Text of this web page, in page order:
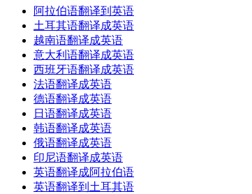
阿拉伯语翻译到英语
土耳其语翻译成英语
越南语翻译成英语
意大利语翻译成英语
西班牙语翻译成英语
法语翻译成英语
德语翻译成英语
日语翻译成英语
韩语翻译成英语
俄语翻译成英语
印尼语翻译成英语
英语翻译成阿拉伯语
英语翻译到土耳其语